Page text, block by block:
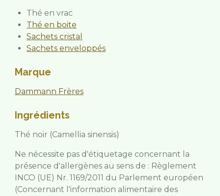
Thé en vrac
Thé en boite
Sachets cristal
Sachets enveloppés
Marque
Dammann Frères
Ingrédients
Thé noir (Camellia sinensis)
Ne nécessite pas d'étiquetage concernant la
présence d'allergènes au sens de : Règlement
INCO (UE) Nr. 1169/2011 du Parlement européen
(Concernant l'information alimentaire des